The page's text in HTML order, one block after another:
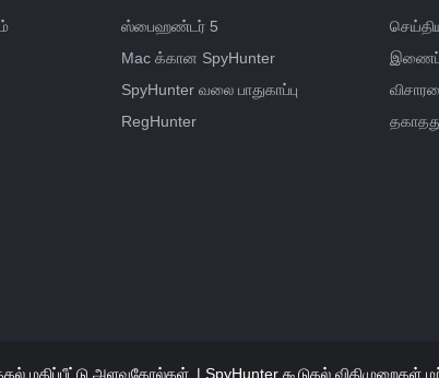
ஸ்பைஹண்டர் 5
Mac க்கான SpyHunter
SpyHunter வலை பாதுகாப்பு
RegHunter
மதிப்பீட்டு அளவுகோல்கள் SpyHunter கூடுதல் விதிமுறைகள்